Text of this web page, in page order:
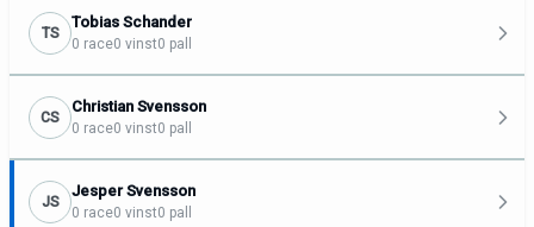
TS
Tobias Schander
0 race0 vinst0 pall
CS
Christian Svensson
0 race0 vinst0 pall
JS
Jesper Svensson
0 race0 vinst0 pall